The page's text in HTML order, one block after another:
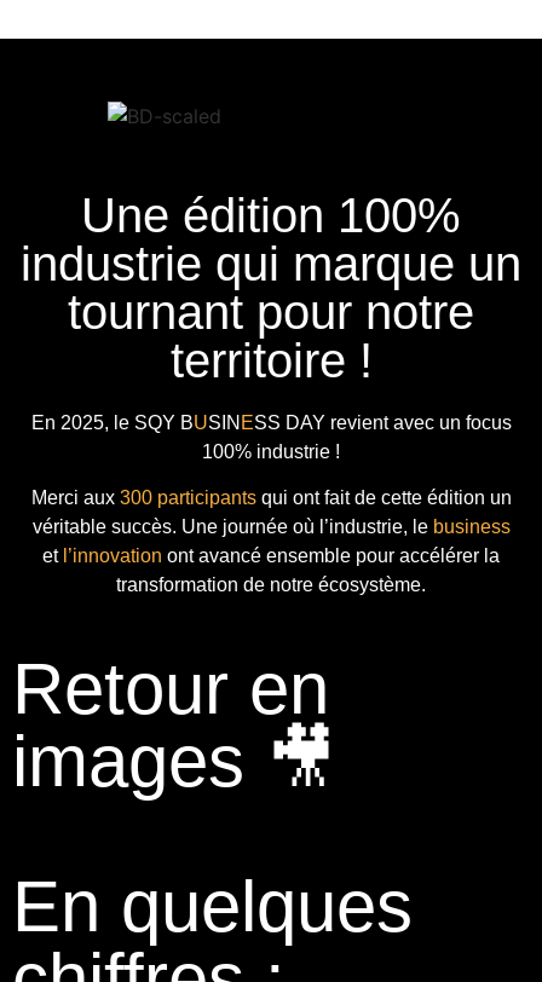
Une édition 100%
industrie qui marque un
tournant pour notre
territoire !
En 2025, le SQY BUSIN ESS DAY revient avec un focus
100% industrie !
Merci aux 300 participantsqui ont fait de cette édition un
véritable succès. Une journée où l’industrie, le business
et l’innovation ont avancé ensemble pour accélérer la
transformation de notre écosystème.
Retour en
images 🎥
En quelques